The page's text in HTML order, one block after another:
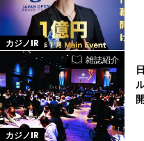
カジノIR
雑誌紹介
カジノIR